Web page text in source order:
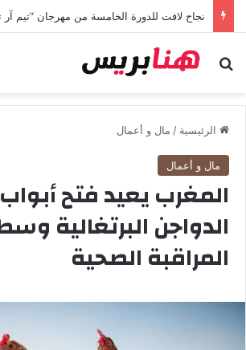
بحث عن
الرئيسية / مال و أعمال
مال و أعمال
المغرب يعيد فتح
الدواجن البرتغالية
المراقبة الصحية